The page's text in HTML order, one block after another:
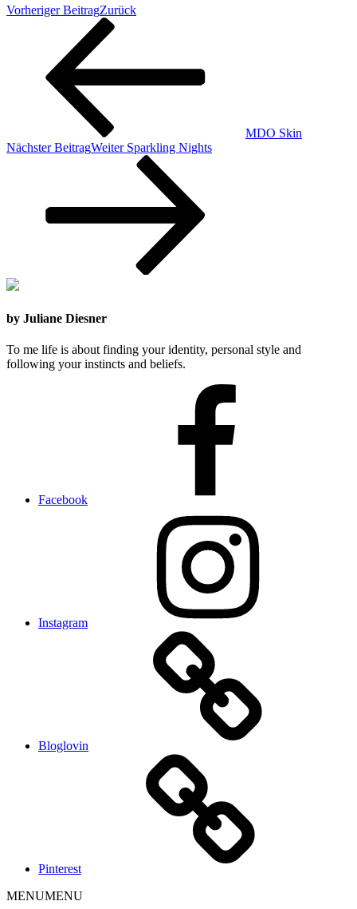
Vorheriger BeitragZurück
MDO Skin
Nächster BeitragWeiter Sparkling Nights
by Juliane Diesner
To me life is about finding your identity, personal style and
following your instincts and beliefs.
Facebook
Instagram
Bloglovin
Pinterest
MENUMENU